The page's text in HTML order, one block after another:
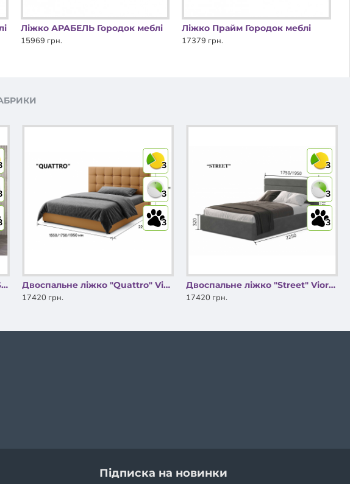
Ліжко АРАБЕЛЬ Городок меблі
15969 грн.
Ліжко Прайм Городок меблі
17379 грн.
Двоспальне ліжко "Oscar PLUS" Viorina DEKO
3
3
3
Двоспальне ліжко "Quattro" Viorina DEKO
17420 грн.
3
3
3
Двоспальне ліжко "Street" Viorina DEKO
17420 грн.
Підписка на новинки